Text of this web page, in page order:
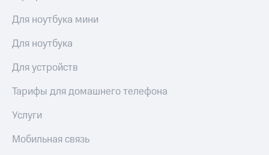
Для ноутбука мини
Для ноутбука
Для устройств
Тарифы для домашнего телефона
Услуги
Мобильная связь